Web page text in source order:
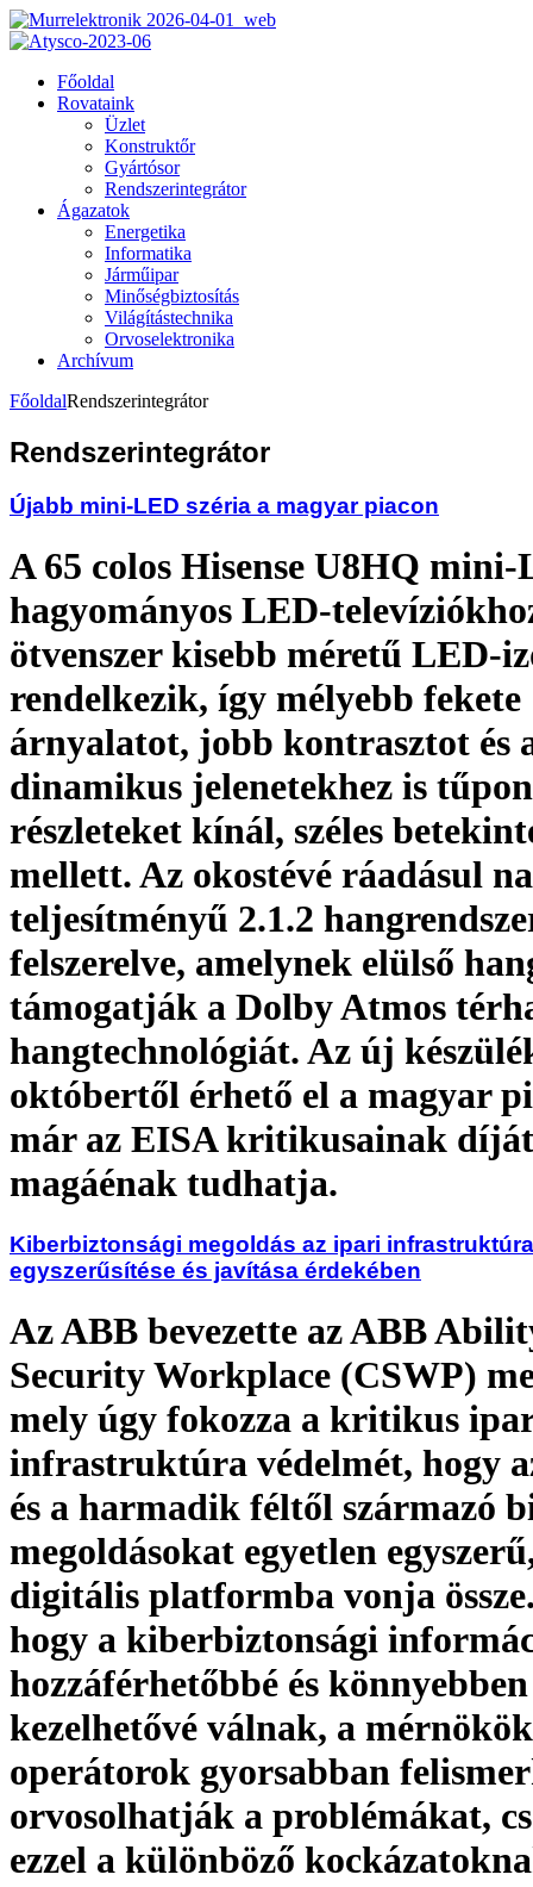
Főoldal
Rovataink
Üzlet
Konstruktőr
Gyártósor
Rendszerintegrátor
Ágazatok
Energetika
Informatika
Járműipar
Minőségbiztosítás
Világítástechnika
Orvoselektronika
Archívum
FőoldalRendszerintegrátor
Rendszerintegrátor
Újabb mini-LED széria a magyar piacon
A 65 colos Hisense U8HQ mini-
hagyományos LED-
ötvenszer kisebb méretű LED-
rendelkezik, így mélyebb fekete
árnyalatot, jobb kontrasztot és
dinamikus jelenetekhez is
részleteket kínál, széles
mellett. Az okostévé ráadásul
teljesítményű 2.1.2
felszerelve, amelynek elülső
támogatják a Dolby Atmos
hangtechnológiát. Az új
októbertől érhető el a magyar
már az EISA kritikusainak
magáénak tudhatja.
Kiberbiztonsági megoldás az ipari
egyszerűsítése és javítása érdekében
Az ABB bevezette az ABB
Security Workplace (CSWP)
mely úgy fokozza a kritikus
infrastruktúra védelmét, hogy
és a harmadik féltől származó
megoldásokat egyetlen
digitális platformba vonja
hogy a kiberbiztonsági
hozzáférhetőbbé és könnyebben
kezelhetővé válnak, a mérnökök
operátorok gyorsabban
orvosolhatják a problémákat,
ezzel a különböző